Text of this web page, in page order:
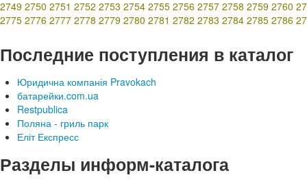
2749 2750 2751 2752 2753 2754 2755 2756 2757 2758 2759 2760
2775 2776 2777 2778 2779 2780 2781 2782 2783 2784 2785 2786
Последние поступления в каталог
Юридична компанія Pravokach
батарейки.com.ua
Restpublica
Поляна - гриль парк
Еліт Експресс
Разделы информ-каталога